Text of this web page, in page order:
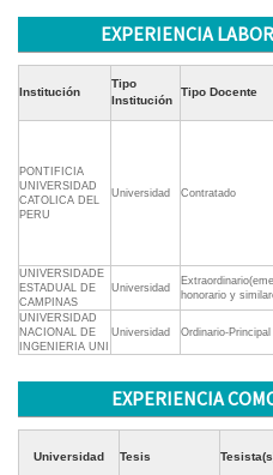
EXPERIENCIA
Institución
Tipo
Institución
Tipo Docente
PONTIFICIA
UNIVERSIDAD
CATOLICA DEL
PERU
Universidad Contratado
UNIVERSIDADE
ESTADUAL DE
CAMPINAS
Universidad
honorario y
UNIVERSIDAD
NACIONAL DE
INGENIERIA UNI
Universidad Ordinario-Principal
EXPERIENCIA
Universidad Tesis